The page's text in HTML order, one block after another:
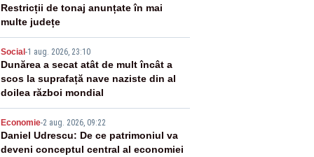
Restricții de tonaj anunțate în mai
multe județe
Social -1 aug. 2026, 23:10
Dunărea a secat atât de mult încât a
scos la suprafață nave naziste din al
doilea război mondial
Economie-2 aug. 2026, 09:22
Daniel Udrescu: De ce patrimoniul va
deveni conceptul central al economiei